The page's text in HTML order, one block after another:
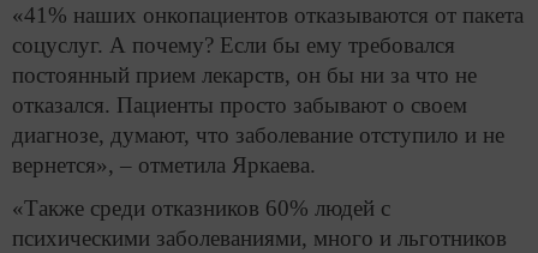
«41% наших онкопациентов отказываются от пакета
соцуслуг. А почему? Если бы ему требовался
постоянный прием лекарств, он бы ни за что не
отказался. Пациенты просто забывают о своем
диагнозе, думают, что заболевание отступило и не
вернется», – отметила Яркаева.
«Также среди отказников 60% людей с
психическими заболеваниями, много и льготников